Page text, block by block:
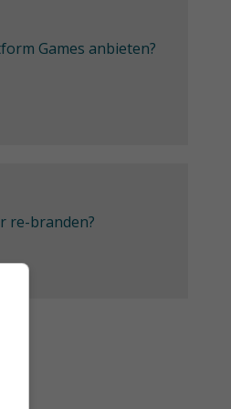
Games anbieten?
re-branden?